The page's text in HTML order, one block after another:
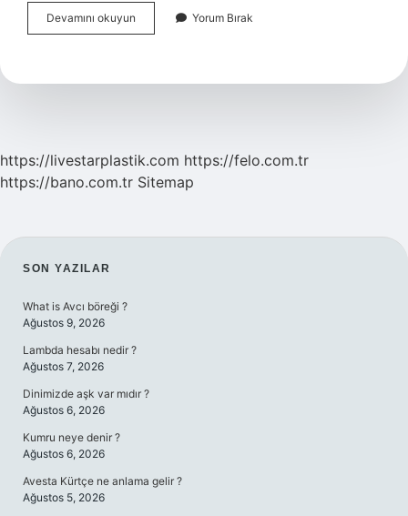
Devamını okuyun
Gündür
Yapmam
Yorum Bırak
https://livestarplastik.com https://felo.com.tr
https://bano.com.tr Sitemap
SIDEBAR
SON YAZILAR
What is Avcı böreği ?
Ağustos 9, 2026
Lambda hesabı nedir ?
Ağustos 7, 2026
Dinimizde aşk var mıdır ?
Ağustos 6, 2026
Kumru neye denir ?
Ağustos 6, 2026
Avesta Kürtçe ne anlama gelir ?
Ağustos 5, 2026